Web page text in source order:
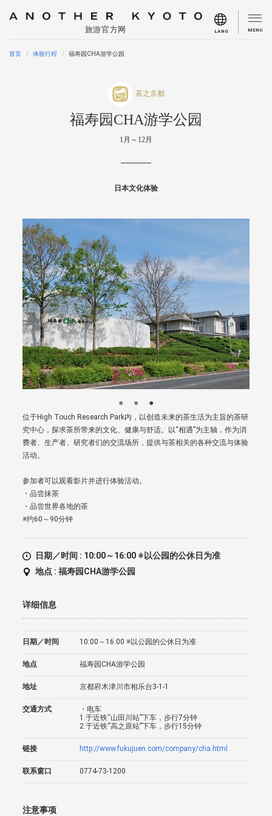
旅游官方网 LANG MENU
首页 体验行程 福寿园CHA游学公园
茶之京都
福寿园CHA游学公园
1月～12月
日本文化体验
位于High Touch Research Park内，以创造未来的茶生活为主旨的茶研
究中心，探求茶所带来的文化、健康与舒适。以“相遇”为主轴，作为消
费者、生产者、研究者们的交流场所，提供与茶相关的各种交流与体验
活动。
参加者可以观看影片并进行体验活动。
・品尝抹茶
・品尝世界各地的茶
※约60～90分钟
日期／时间 : 10:00～16:00 ※以公园的公休日为准
地点 :福寿园CHA游学公园
详细信息
日期／时间 10:00～16:00 ※以公园的公休日为准
地点 福寿园CHA游学公园
地址 京都府木津川市相乐台3-1-1
交通方式
・电车
1.于近铁“山田川站”下车，步行7分钟
2.于近铁“高之原站”下车，步行15分钟
链接 http://www.fukujuen.com/company/cha.html
联系窗口 0774-73-1200
注意事项